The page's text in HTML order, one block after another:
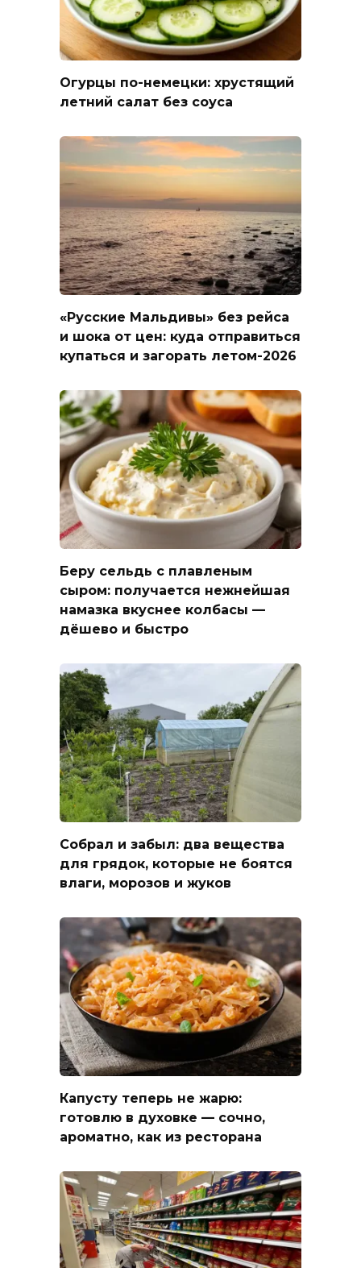
Огурцы по-немецки: хрустящий
летний салат без соуса
«Русские Мальдивы» без рейса
и шока от цен: куда отправиться
купаться и загорать летом-2026
Беру сельдь с плавленым
сыром: получается нежнейшая
намазка вкуснее колбасы —
дёшево и быстро
Собрал и забыл: два вещества
для грядок, которые не боятся
влаги, морозов и жуков
Капусту теперь не жарю:
готовлю в духовке — сочно,
ароматно, как из ресторана